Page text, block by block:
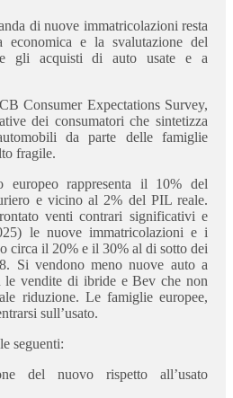
di nuove immatricolazioni resta
economica e la svalutazione del
gli acquisti di auto usate e a
Consumer Expectations Survey,
dei consumatori che sintetizza
da parte delle famiglie
fragile.
europeo rappresenta il 10% del
e vicino al 2% del PIL reale.
venti contrari significativi e
le nuove immatricolazioni e i
circa il 20% e il 30% al di sotto dei
Si vendono meno nuove auto a
le vendite di ibride e Bev che non
riduzione. Le famiglie europee,
sull’usato.
seguenti:
del nuovo rispetto all’usato